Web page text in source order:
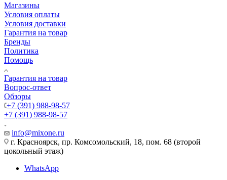
Магазины
Условия оплаты
Условия доставки
Гарантия на товар
Бренды
Политика
Помощь
Гарантия на товар
Вопрос-ответ
Обзоры
+7 (391) 988-98-57
+7 (391) 988-98-57
info@mixone.ru
г. Красноярск, пр. Комсомольский, 18, пом. 68 (второй
цокольный этаж)
WhatsApp